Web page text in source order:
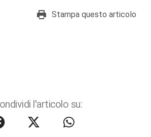
Stampa questo articolo
l'articolo su: